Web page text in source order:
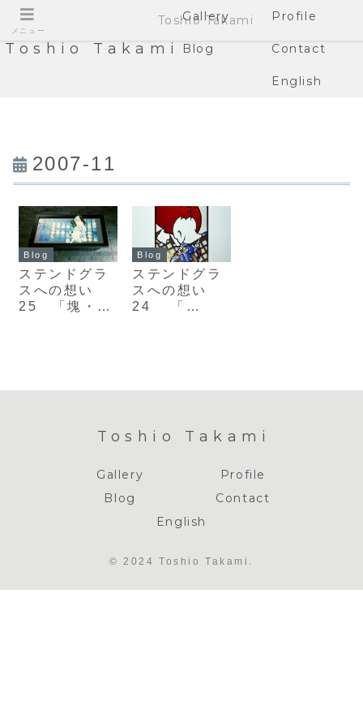
Toshio Takami
Gallery Profile
Blog Contact
English
2007-11
Blog
ステンドグラ
スへの想い
25 「塊・
Blog
ステンドグラ
スへの想い
24 「
Toshio Takami
Gallery
Profile
Blog
Contact
English
© 2024 Toshio Takami.
メニュー
Toshio Takami